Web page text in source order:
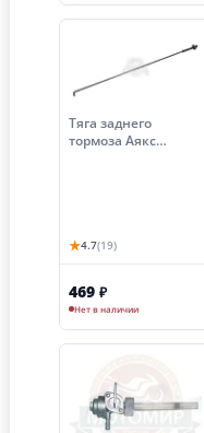
Тяга заднего
тормоза Аякс
★4.7(19)
469 ₽
Нет в наличии